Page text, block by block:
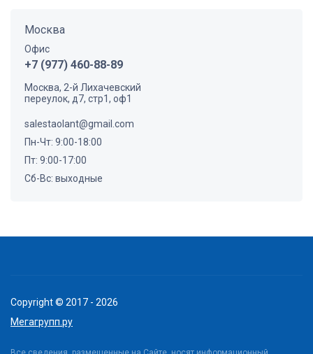
Москва
Офис
+7 (977) 460-88-89
Москва, 2-й Лихачевский
переулок, д7, стр1, оф1
salestaolant@gmail.com
Пн-Чт: 9:00-18:00
Пт: 9:00-17:00
Сб-Вс: выходные
Copyright © 2017 - 2026
Мегагрупп.ру